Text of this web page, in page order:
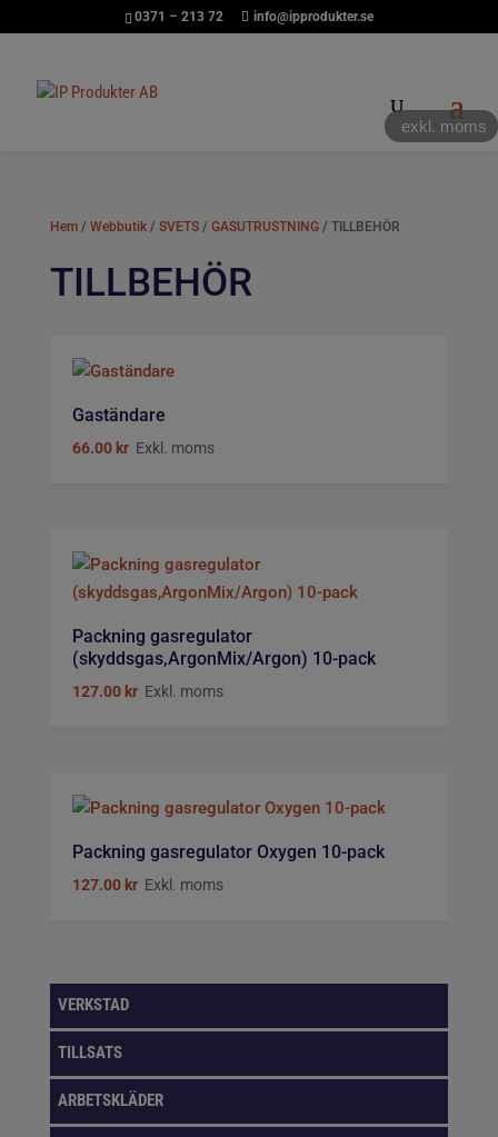
exkl. moms
0371 – 213 72 info@ipprodukter.se
Hem/ Webbutik/ SVETS/ GASUTRUSTNING/ TILLBEHÖR
TILLBEHÖR
Gaständare
66.00 krExkl. moms
Packning gasregulator
(skyddsgas,ArgonMix/Argon) 10-pack
127.00 krExkl. moms
Packning gasregulator Oxygen 10-pack
127.00 krExkl. moms
VERKSTAD
TILLSATS
ARBETSKLÄDER